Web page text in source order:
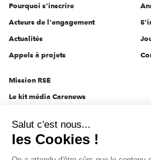
Pourquoi s'inscrire
Acteurs de l'engagement
Actualités
Appels à projets
Mission RSE
Le kit média Carenews
AEF info
Novethic
Salut c'est nous...
les Cookies !